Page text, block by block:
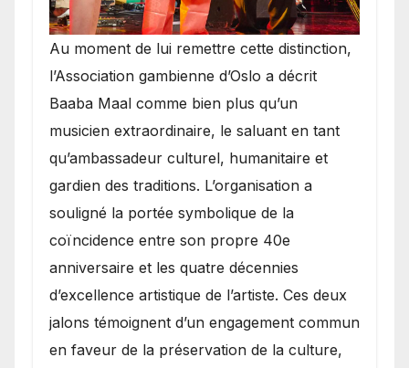
​Au moment de lui remettre cette distinction,
l’Association gambienne d’Oslo a décrit
Baaba Maal comme bien plus qu’un
musicien extraordinaire, le saluant en tant
qu’ambassadeur culturel, humanitaire et
gardien des traditions. L’organisation a
souligné la portée symbolique de la
coïncidence entre son propre 40e
anniversaire et les quatre décennies
d’excellence artistique de l’artiste. Ces deux
jalons témoignent d’un engagement commun
en faveur de la préservation de la culture,